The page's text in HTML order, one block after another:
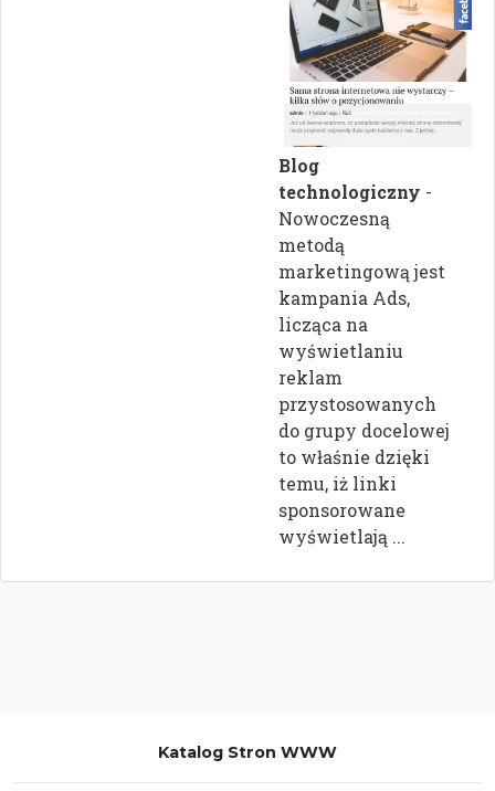
Blog
technologiczny -
Nowoczesną
metodą
marketingową jest
kampania Ads,
licząca na
wyświetlaniu
reklam
przystosowanych
do grupy docelowej
to właśnie dzięki
temu, iż linki
sponsorowane
wyświetlają ...
Katalog Stron WWW